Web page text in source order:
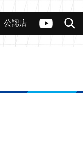
ヴァンガードch
検索
公認店舗 その他
公認店